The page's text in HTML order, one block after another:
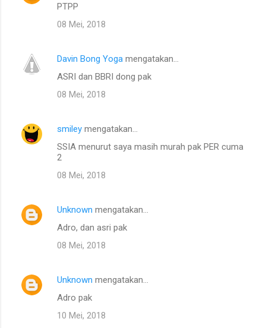
PTPP
08 Mei, 2018
Davin Bong Yoga mengatakan…
ASRI dan BBRI dong pak
08 Mei, 2018
smiley mengatakan…
SSIA menurut saya masih murah pak PER cuma
2
08 Mei, 2018
Unknown mengatakan…
Adro, dan asri pak
08 Mei, 2018
Unknown mengatakan…
Adro pak
10 Mei, 2018